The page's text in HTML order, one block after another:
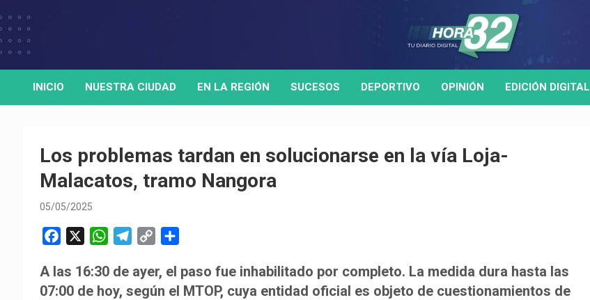
to
HORA32
Medio de comunicación digital
INICIO NUESTRA CIUDAD EN LA REGIÓN SUCESOS DEPORTIVO OPINIÓN EDICIÓN DIGITAL
Los problemas tardan en solucionarse en la vía Loja-
Malacatos, tramo Nangora
05/05/2025
c
e
W
a
t
l
e
p
y
m
p
A las 16:30 de ayer, el paso fue inhabilitado por completo. La medida dura hasta las
07:00 de hoy, según el MTOP, cuya entidad oficial es objeto de cuestionamientos de